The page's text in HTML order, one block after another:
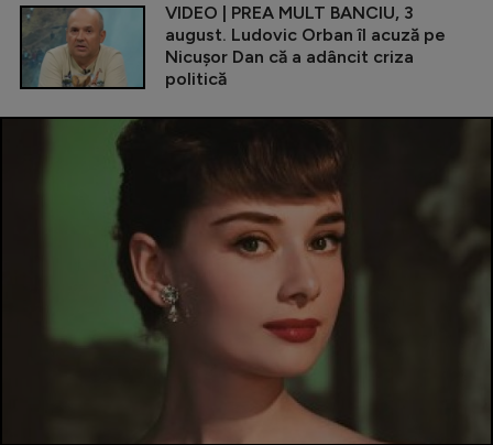
VIDEO | PREA MULT BANCIU, 3
august. Ludovic Orban îl acuză pe
Nicușor Dan că a adâncit criza
politică